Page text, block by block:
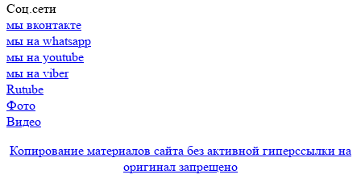
Соц.сети
мы вконтакте
мы на whatsapp
мы на youtube
мы на viber
Rutube
Фото
Видео
Копирование материалов сайта без активной гиперссылки на
оригинал запрещено